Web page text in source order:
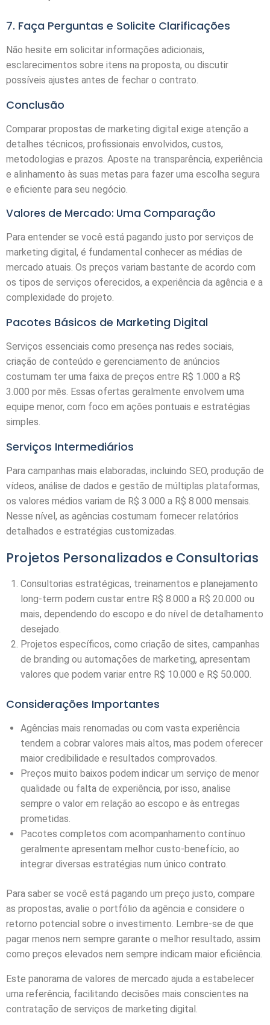
7. Faça Perguntas e Solicite Clarificações
Não hesite em solicitar informações adicionais,
esclarecimentos sobre itens na proposta, ou discutir
possíveis ajustes antes de fechar o contrato.
Conclusão
Comparar propostas de marketing digital exige atenção a
detalhes técnicos, profissionais envolvidos, custos,
metodologias e prazos. Aposte na transparência, experiência
e alinhamento às suas metas para fazer uma escolha segura
e eficiente para seu negócio.
Valores de Mercado: Uma Comparação
Para entender se você está pagando justo por serviços de
marketing digital, é fundamental conhecer as médias de
mercado atuais. Os preços variam bastante de acordo com
os tipos de serviços oferecidos, a experiência da agência e a
complexidade do projeto.
Pacotes Básicos de Marketing Digital
Serviços essenciais como presença nas redes sociais,
criação de conteúdo e gerenciamento de anúncios
costumam ter uma faixa de preços entre R$ 1.000 a R$
3.000 por mês. Essas ofertas geralmente envolvem uma
equipe menor, com foco em ações pontuais e estratégias
simples.
Serviços Intermediários
Para campanhas mais elaboradas, incluindo SEO, produção de
vídeos, análise de dados e gestão de múltiplas plataformas,
os valores médios variam de R$ 3.000 a R$ 8.000 mensais.
Nesse nível, as agências costumam fornecer relatórios
detalhados e estratégias customizadas.
Projetos Personalizados e Consultorias
Consultorias estratégicas, treinamentos e planejamento
long-term podem custar entre R$ 8.000 a R$ 20.000 ou
mais, dependendo do escopo e do nível de detalhamento
desejado.
Projetos específicos, como criação de sites, campanhas
de branding ou automações de marketing, apresentam
valores que podem variar entre R$ 10.000 e R$ 50.000.
Considerações Importantes
Agências mais renomadas ou com vasta experiência
tendem a cobrar valores mais altos, mas podem oferecer
maior credibilidade e resultados comprovados.
Preços muito baixos podem indicar um serviço de menor
qualidade ou falta de experiência, por isso, analise
sempre o valor em relação ao escopo e às entregas
prometidas.
Pacotes completos com acompanhamento contínuo
geralmente apresentam melhor custo-benefício, ao
integrar diversas estratégias num único contrato.
Para saber se você está pagando um preço justo, compare
as propostas, avalie o portfólio da agência e considere o
retorno potencial sobre o investimento. Lembre-se de que
pagar menos nem sempre garante o melhor resultado, assim
como preços elevados nem sempre indicam maior eficiência.
Este panorama de valores de mercado ajuda a estabelecer
uma referência, facilitando decisões mais conscientes na
contratação de serviços de marketing digital.